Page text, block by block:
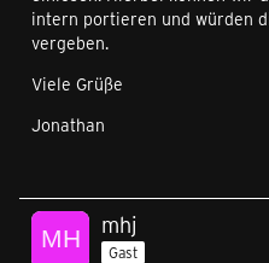
intern portieren und würden
vergeben.
Viele Grüße
Jonathan
mhj
Gast